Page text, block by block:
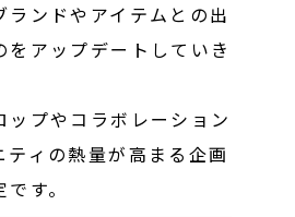
ランドやアイテムとの出
をアップデートしていき
ップやコラボレーション
ティの熱量が高まる企画
す。